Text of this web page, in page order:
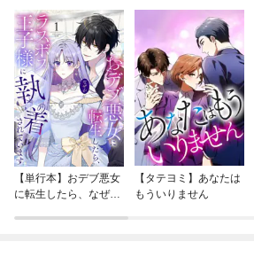
【単行本】おデブ悪女
に転生したら、なぜか
【タテヨミ】あなたは
もういりません